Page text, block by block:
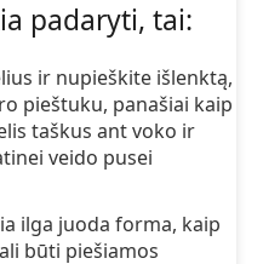
padaryti, tai:
ir nupieškite išlenktą,
pieštuku, panašiai kaip
taškus ant voko ir
veido pusei
ilga juoda forma, kaip
būti piešiamos